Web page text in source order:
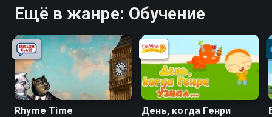
Ещё в жанре: Обучение
Rhyme Time
День, когда Генри